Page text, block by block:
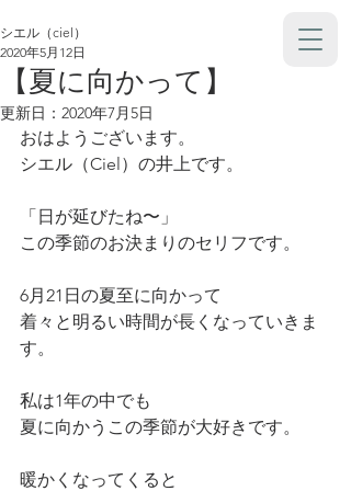
【夏に向かって】
シエル（ciel）
2020年5月12日
更新日： 2020年7月5日
おはようございます。
シエル（Ciel）の井上です。
「日が延びたね〜」
この季節のお決まりのセリフです。
6月21日の夏至に向かって
着々と明るい時間が長くなっていきま
す。
私は1年の中でも
夏に向かうこの季節が大好きです。
暖かくなってくると